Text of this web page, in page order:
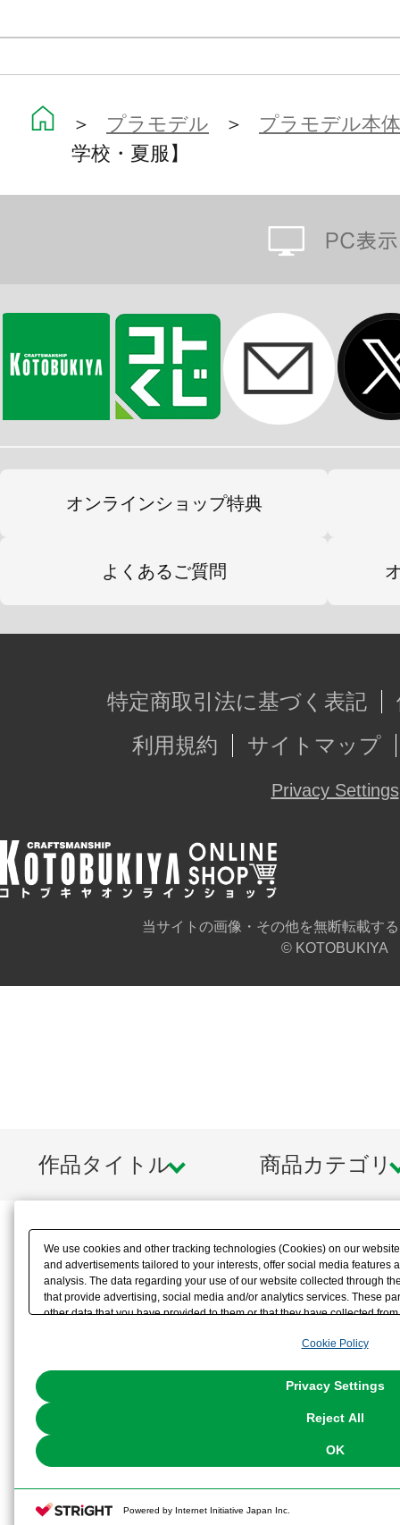
別売りのまどか・ショートウィッグ
できます。
塗装して色を合わせることでヘアス
とができます。
塗装して仕上げたい人に嬉しい「未
デカールの内容は4種類の表情それ
き」「左向き」をご用意しました。
▼付属品
2)ヘアスタイルパーツ３種
3)メガネなし状態前髪パーツ×3
（目閉じ）」「驚き顔」「泣き顔」×
閉じ）」「驚き顔」「泣き顔」×各1個
6)メガネパーツ×3
8)大きな本【ブラウン】 開き/閉じ
9)小さな本【ホワイト】 開き/閉じ×1
10)スカートパーツ３種「通常タイ
※座りタイプを使用するときは専用
す。
13)左肩上げ用ボディ×1セット
15)メガミデバイス対応6mm径 首パ
各１個
16)展示用ベース×１セット
※画像は試作品です。実際の商品と
ます。また撮影用に塗装されており
※本製品はお客様ご自身で組み立て
＞ プラモデル ＞ プラモデル本体
学校・夏服】
オンラインショップ特典
よくあるご質問
特定商取引法に基づく表記
利用規約
サイトマップ
Privacy Settings
当サイトの画像・その他を無断転載す
© KOTOBUKIYA
作品タイトル 商品カテゴリ
We use cookies and other tracking technologies (Cookies) on our
and advertisements tailored to your interests, offer social media features
analysis. The data regarding your use of our website collected through
that provide advertising, social media and/or analytics services. These
other data that you have provided to them or that they have collected
the use of all Cookies except for Strictly Necessary Cookies, please
You can change your consent or rejection settings at any time via
Cookie Policy
Privacy Settings
Reject All
OK
Powered by Internet Initiative Japan Inc.